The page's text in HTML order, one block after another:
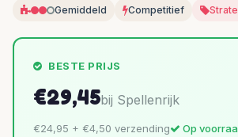
Gemiddeld Competitief
BESTE PRIJS
€29,45bij Spellenrijk
€24,95 + €4,50 verzending Op